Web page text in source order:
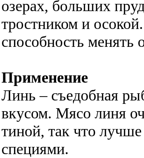
озерах, больших
тростником и
способность менять
Применение
Линь – съедобная
вкусом. Мясо линя
тиной, так что
специями.